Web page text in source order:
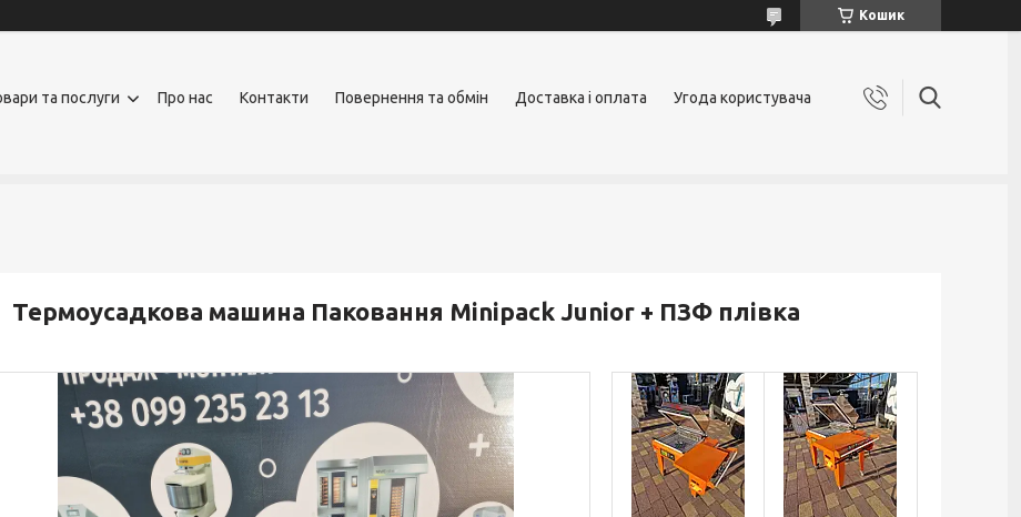
Кошик
та послуги Про нас Контакти Повернення та обмін Доставка і оплата Угода користувача
Термоусадкова машина Паковання Minipack Junior + ПЗФ плівка